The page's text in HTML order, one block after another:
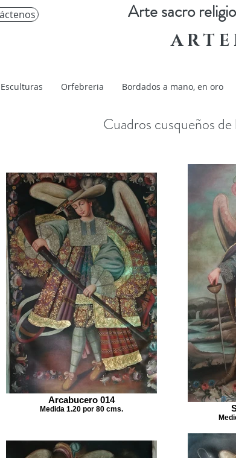
Arte sacro
A R T E
Esculturas Orfebreria Bordados a mano, en oro
Cuadros cusqueños de
Arcabucero 014
Medida 1.20 por 80 cms.